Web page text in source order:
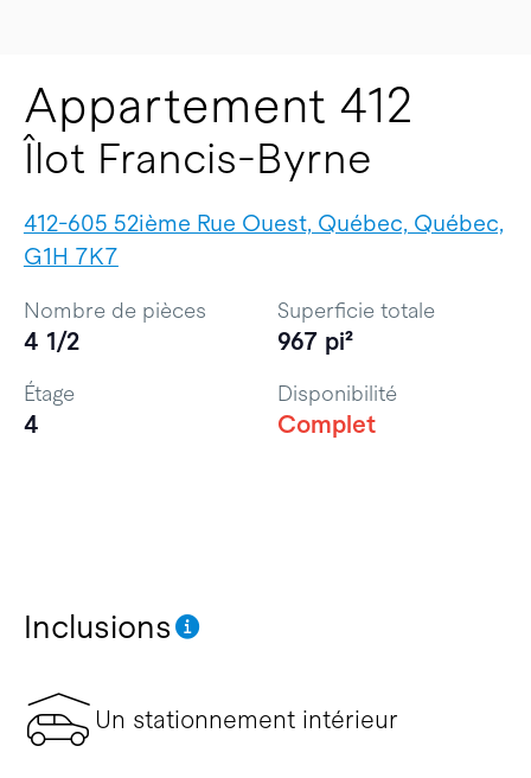
Appartement 412
Îlot Francis-Byrne
412-605 52ième Rue Ouest, Québec, Québec,
G1H 7K7
Inclusions
Un stationnement intérieur
Nombre de pièces
4 1/2
Superficie totale
967 pi²
Étage
4
Disponibilité
Complet